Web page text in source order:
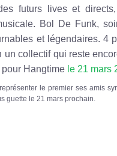
futurs lives et
Bol De Funk,
et légendaires. 4
collectif qui reste
Hangtime le 21 mars
le premier ses amis
guette le 21 mars prochain.